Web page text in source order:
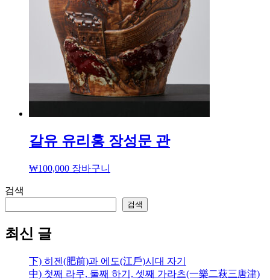
갈유 유리홍 장성문 관
₩100,000 장바구니
검색
검색
최신 글
下) 히젠(肥前)과 에도(江戶)시대 자기
中) 첫째 라쿠, 둘째 하기, 셋째 가라츠(一樂二萩三唐津)